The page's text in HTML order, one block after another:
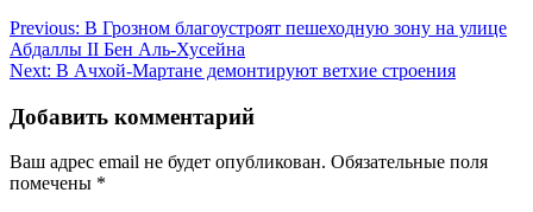
Навигация
по
Previous: В Грозном благоустроят пешеходную зону на улице
Абдаллы II Бен Аль-Хусейна
Next: В Ачхой-Мартане демонтируют ветхие строения
Добавить комментарий
Ваш адрес email не будет опубликован. Обязательные поля
помечены *